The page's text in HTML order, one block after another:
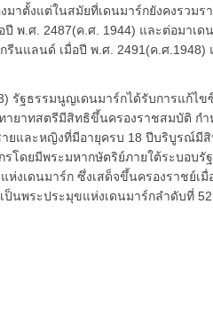
มาตั้งแต่ในสมัยที่เดนมาร์กยังคงรวม
ปี พ.ศ. 2487(ค.ศ. 1944) และต่อมาเด
รีนแลนด์ เมื่อปี พ.ศ. 2491(ค.ศ
รัฐธรรมนูญเดนมาร์กได้รับการแก้
ายาทสตรีมีสิทธิขึ้นครองราชสมบัติ ก
ยและหญิงที่มีอายุครบ 18 ปีบริบูรณ์มีสิ
รโดยมีพระมหากษัตริย์ภายใต้ระบอบ
ห่งเดนมาร์ก ซึ่งเสด็จขึ้นครองราชย์เ
ป็นพระประมุขแห่งเดนมาร์กลำดับที่ 52